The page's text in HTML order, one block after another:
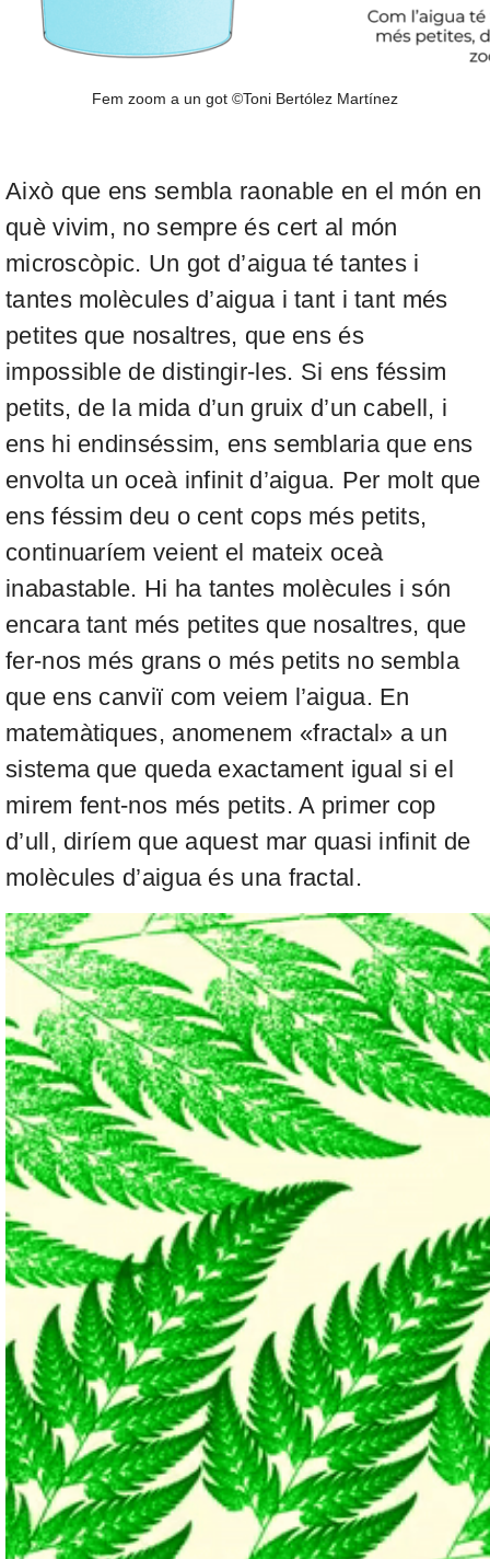
Fem zoom a un got ©Toni Bertólez Martínez
Això que ens sembla raonable en el món en
què vivim, no sempre és cert al món
microscòpic. Un got d’aigua té tantes i
tantes molècules d’aigua i tant i tant més
petites que nosaltres, que ens és
impossible de distingir-les. Si ens féssim
petits, de la mida d’un gruix d’un cabell, i
ens hi endinséssim, ens semblaria que ens
envolta un oceà infinit d’aigua. Per molt que
ens féssim deu o cent cops més petits,
continuaríem veient el mateix oceà
inabastable. Hi ha tantes molècules i són
encara tant més petites que nosaltres, que
fer-nos més grans o més petits no sembla
que ens canviï com veiem l’aigua. En
matemàtiques, anomenem «fractal» a un
sistema que queda exactament igual si el
mirem fent-nos més petits. A primer cop
d’ull, diríem que aquest mar quasi infinit de
molècules d’aigua és una fractal.